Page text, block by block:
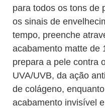
para todos os tons de
os sinais de
tempo, preenche
acabamento matte de
prepara a pele contra
UVA/UVB, da ação
de colágeno,
acabamento invisível